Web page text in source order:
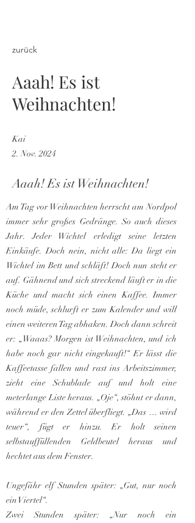
zurück
Aaah! Es ist
Weihnachten!
Kai
2. Nov. 2024
Aaah! Es ist Weihnachten!
Am Tag vor Weihnachten herrscht am Nordpol
immer sehr großes Gedränge. So auch dieses
Jahr. Jeder Wichtel erledigt seine letzten
Einkäufe. Doch nein, nicht alle: Da liegt ein
Wichtel im Bett und schläft! Doch nun steht er
auf. Gähnend und sich streckend läuft er in die
Küche und macht sich einen Kaffee. Immer
noch müde, schlurft er zum Kalender und will
einen weiteren Tag abhaken. Doch dann schreit
er: „Waaas? Morgen ist Weihnachten, und ich
habe noch gar nicht eingekauft!“ Er lässt die
Kaffeetasse fallen und rast ins Arbeitszimmer,
zieht eine Schublade auf und holt eine
meterlange Liste heraus. „Oje“, stöhnt er dann,
während er den Zettel überfliegt. „Das … wird
teuer“, fügt er hinzu. Er holt seinen
selbstauffüllenden Geldbeutel heraus und
hechtet aus dem Fenster.
Ungefähr elf Stunden später: „Gut, nur noch
ein Viertel“.
Zwei Stunden später: „Nur noch ein